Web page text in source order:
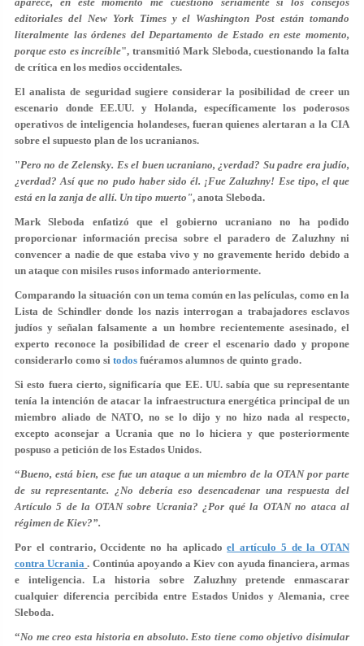
editoriales del New York Times y el Washington Post están tomando
literalmente las órdenes del Departamento de Estado en este momento,
porque esto es increíble", transmitió Mark Sleboda, cuestionando la falta
de crítica en los medios occidentales.
El analista de seguridad sugiere considerar la posibilidad de creer un
escenario donde EE.UU. y Holanda, específicamente los poderosos
operativos de inteligencia holandeses, fueran quienes alertaran a la CIA
sobre el supuesto plan de los ucranianos.
"Pero no de Zelensky. Es el buen ucraniano, ¿verdad? Su padre era judío,
¿verdad? Así que no pudo haber sido él. ¡Fue Zaluzhny! Ese tipo, el que
está en la zanja de allí. Un tipo muerto", anota Sleboda.
Mark Sleboda enfatizó que el gobierno ucraniano no ha podido
proporcionar información precisa sobre el paradero de Zaluzhny ni
convencer a nadie de que estaba vivo y no gravemente herido debido a
un ataque con misiles rusos informado anteriormente.
Comparando la situación con un tema común en las películas, como en la
Lista de Schindler donde los nazis interrogan a trabajadores esclavos
judíos y señalan falsamente a un hombre recientemente asesinado, el
experto reconoce la posibilidad de creer el escenario dado y propone
considerarlo como si todos fuéramos alumnos de quinto grado.
Si esto fuera cierto, significaría que EE. UU. sabía que su representante
tenía la intención de atacar la infraestructura energética principal de un
miembro aliado de NATO, no se lo dijo y no hizo nada al respecto,
excepto aconsejar a Ucrania que no lo hiciera y que posteriormente
pospuso a petición de los Estados Unidos.
“Bueno, está bien, ese fue un ataque a un miembro de la OTAN por parte
de su representante. ¿No debería eso desencadenar una respuesta del
Artículo 5 de la OTAN sobre Ucrania? ¿Por qué la OTAN no ataca al
régimen de Kiev?”.
Por el contrario, Occidente no ha aplicadoel artículo 5 de la OTAN
contra Ucrania . Continúa apoyando a Kiev con ayuda financiera, armas
e inteligencia. La historia sobre Zaluzhny pretende enmascarar
cualquier diferencia percibida entre Estados Unidos y Alemania, cree
Sleboda.
“No me creo esta historia en absoluto. Esto tiene como objetivo disimular